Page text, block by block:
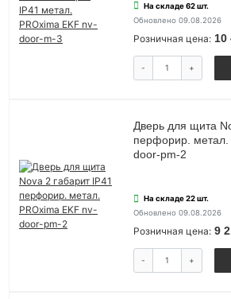
На складе 62 шт.
Обновлено 09.08.2026
Розничная цена: 10
- +
Дверь для щита
перфорир. метал.
door-pm-2
На складе 22 шт.
Обновлено 09.08.2026
Розничная цена: 9
- +